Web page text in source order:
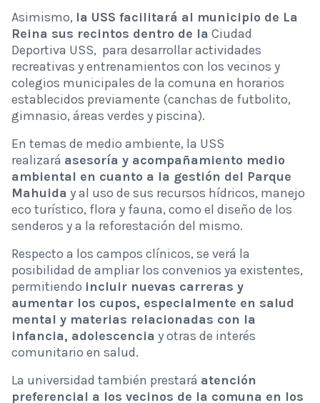
Asimismo, la USS facilitará al municipio de La
Reina sus recintos dentro de la Ciudad
Deportiva USS, para desarrollar actividades
recreativas y entrenamientos con los vecinos y
colegios municipales de la comuna en horarios
establecidos previamente (canchas de futbolito,
gimnasio, áreas verdes y piscina).
En temas de medio ambiente, la USS
realizará asesoría y acompañamiento medio
ambiental en cuanto a la gestión del Parque
Mahuida y al uso de sus recursos hídricos, manejo
eco turístico, flora y fauna, como el diseño de los
senderos y a la reforestación del mismo.
Respecto a los campos clínicos, se verá la
posibilidad de ampliar los convenios ya existentes,
permitiendo incluir nuevas carreras y
aumentar los cupos, especialmente en salud
mental y materias relacionadas con la
infancia, adolescencia y otras de interés
comunitario en salud.
La universidad también prestará atención
preferencial a los vecinos de la comuna en los